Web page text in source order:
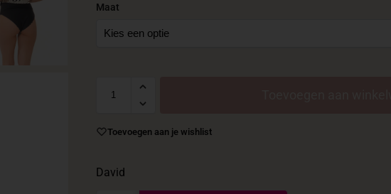
Maat
Toevoegen aan je wishlist
David